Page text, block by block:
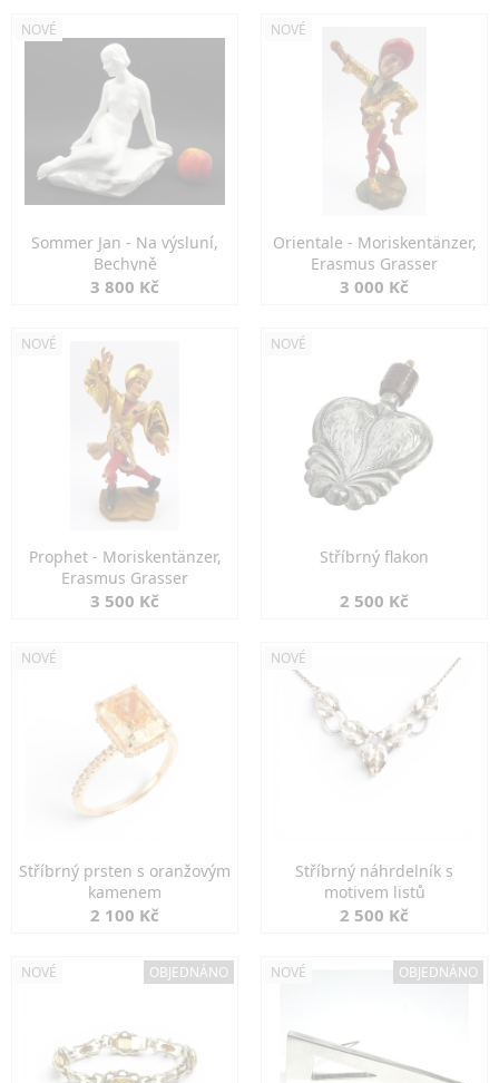
NOVÉ
Sommer Jan - Na výsluní,
Bechyně
3 800 Kč
NOVÉ
Orientale - Moriskentänzer,
Erasmus Grasser
3 000 Kč
NOVÉ
Prophet - Moriskentänzer,
Erasmus Grasser
3 500 Kč
NOVÉ
Stříbrný flakon
2 500 Kč
NOVÉ
Stříbrný prsten s oranžovým
kamenem
2 100 Kč
NOVÉ
Stříbrný náhrdelník s
motivem listů
2 500 Kč
NOVÉ OBJEDNÁNO NOVÉ OBJEDNÁNO